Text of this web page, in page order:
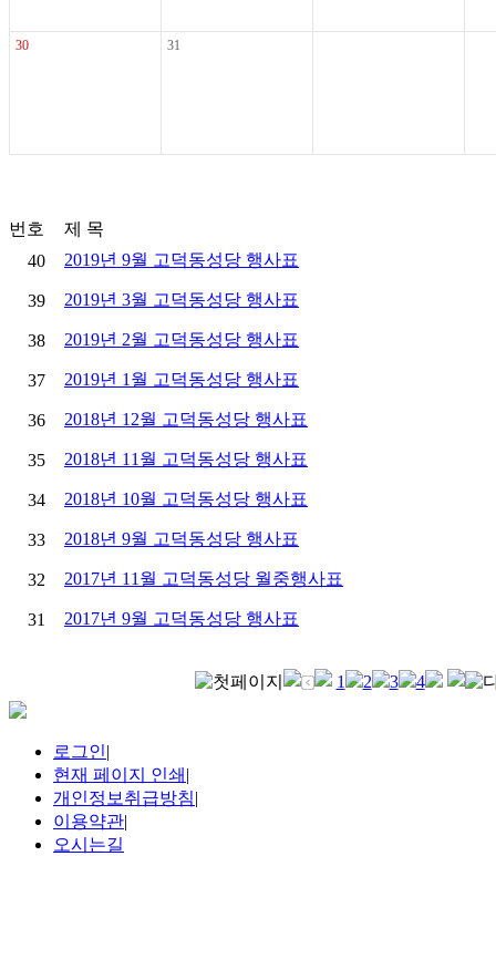
30 31
번호
제 목
40
2019년 9월 고덕동성당 행사표
39 2019년 3월 고덕동성당 행사표
38 2019년 2월 고덕동성당 행사표
37 2019년 1월 고덕동성당 행사표
36 2018년 12월 고덕동성당 행사표
35 2018년 11월 고덕동성당 행사표
34 2018년 10월 고덕동성당 행사표
33 2018년 9월 고덕동성당 행사표
32 2017년 11월 고덕동성당 월중행사표
31 2017년 9월 고덕동성당 행사표
1 2 3 4
로그인|
현재 페이지 인쇄 |
개인정보취급방침|
이용약관|
오시는길